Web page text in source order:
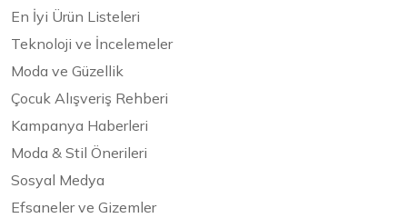
En İyi Ürün Listeleri
Teknoloji ve İncelemeler
Moda ve Güzellik
Çocuk Alışveriş Rehberi
Kampanya Haberleri
Moda & Stil Önerileri
Sosyal Medya
Efsaneler ve Gizemler